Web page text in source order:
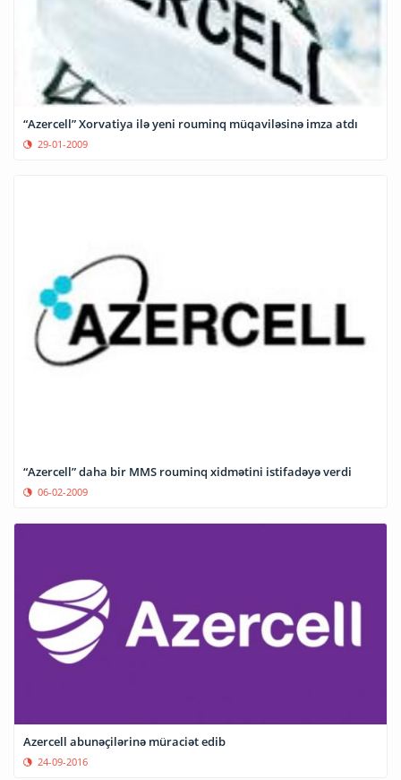
“Azercell” Xorvatiya ilə yeni rouminq müqaviləsinə imza atdı
29-01-2009
“Azercell” daha bir MMS rouminq xidmətini istifadəyə verdi
06-02-2009
Azercell abunəçilərinə müraciət edib
24-09-2016